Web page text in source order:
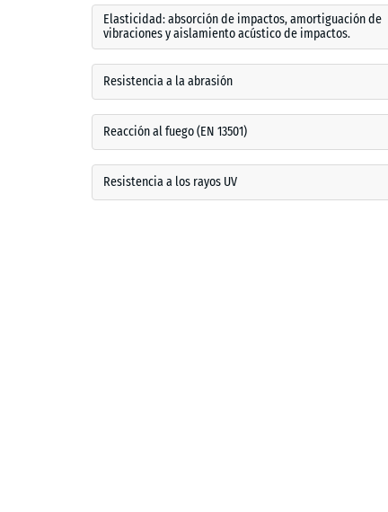
Elasticidad: absorción de impactos, amortiguación de
vibraciones y aislamiento acústico de impactos.
Resistencia a la abrasión
Reacción al fuego (EN 13501)
Resistencia a los rayos UV